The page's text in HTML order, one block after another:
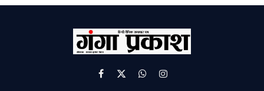
Facebook
X
WhatsAppInstagram